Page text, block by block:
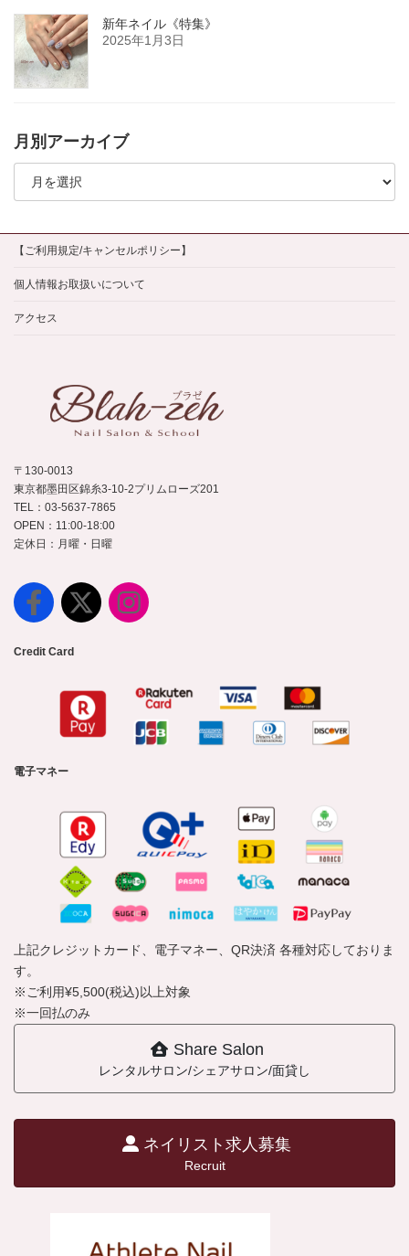
新年ネイル《特集》
2025年1月3日
月別アーカイブ
月
イ
ブ
【ご利用規定/キャンセルポリシー】
個人情報お取扱いについて
アクセス
〒130-0013
東京都墨田区錦糸3-10-2プリムローズ201
TEL：03-5637-7865
OPEN：11:00-18:00
定休日：月曜・日曜
Credit Card
電子マネー
上記クレジットカード、電子マネー、QR決済 各種対応しておりま
す。
※ご利用¥5,500(税込)以上対象
※一回払のみ
Share Salon
レンタルサロン/シェアサロン/面貸し
ネイリスト求人募集
Recruit